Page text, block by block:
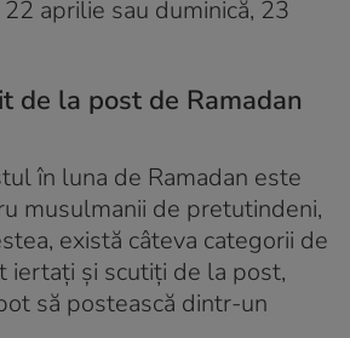
aprilie sau duminică, 23
de la post de Ramadan
în luna de Ramadan este
musulmanii de pretutindeni,
există câteva categorii de
iertați și scutiți de la post,
să postească dintr-un